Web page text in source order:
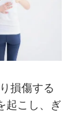
損傷する
起こし、ぎ